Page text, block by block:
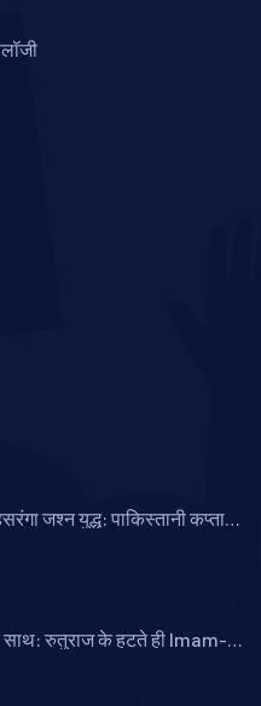
जश्न युद्ध: पाकिस्तानी कप्तान
साथ: रुतुराज के हटते ही Imam-